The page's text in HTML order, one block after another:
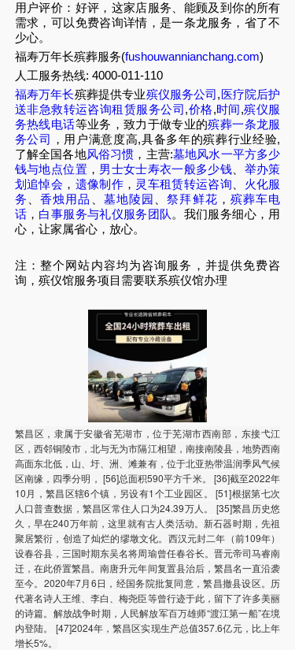
用户评价：好评，这家店服务、能顾及到你的所有
需求，可以免费咨询详情，是一条龙服务，省了不
少心。
福寿万年长殡葬服务(fushouwannianchang.com)
人工服务热线: 4000-011-110
福寿万年长殡葬提供专业殡仪服务公司,医疗院后护
送非急救转运咨询租赁服务公司,价格,时间,殡仪服
务热线电话等业务，致力于做专业的殡葬一条龙服
务公司 ，用户满意度高,具备多年的殡葬行业经验,
了解全国各地风俗习惯 ，主营:墓地风水一平方多少
钱与地点位置， 男士女士寿衣一般多少钱
举办策
划追悼会 ， 遗像制作， 灵车租赁转运咨询
火化服
务
香烛用品 墓地陵园 、祭拜鲜花 ， 殡葬车电
话 ， 白事服务与礼仪服务团队 。我们服务细心，用
心，让家属省心，放心。
注：整个网站内容均为咨询服务，并提供免费咨
询，殡仪馆服务项目需要联系殡仪馆办理
繁昌区，隶属于安徽省芜湖市，位于芜湖市西南部，东接弋江
区，西邻铜陵市，北与无为市隔江相望，南接南陵县，地势西南
高面东北低，山、圩、洲、滩兼有，位于北亚热带温润季风气候
区南缘，四季分明， [56]总面积590平方千米。 [36]截至2022年
10月，繁昌区辖6个镇，另设有1个工业园区。 [51]根据第七次
人口普查数据，繁昌区常住人口为24.39万人。 [35]繁昌历史悠
久，早在240万年前，这里就有古人类活动。新石器时期，先祖
聚居繁衍，创造了灿烂的缪墩文化。西汉元封二年（前109年）
设春谷县，三国时期东吴名将周瑜曾任春谷长。晋元帝司马睿南
迁，在此侨置繁昌。南唐升元年间复置县治后，繁昌名一直沿袭
至今。2020年7月6日，经国务院批复同意，繁昌撤县设区。历
代著名诗人王维、李白、梅尧臣等曾行迹于此，留下了许多美丽
的诗篇。解放战争时期，人民解放军百万雄师“渡江第一船”在境
内登陆。 [47]2024年，繁昌区实现生产总值357.6亿元，比上年
增长5%。